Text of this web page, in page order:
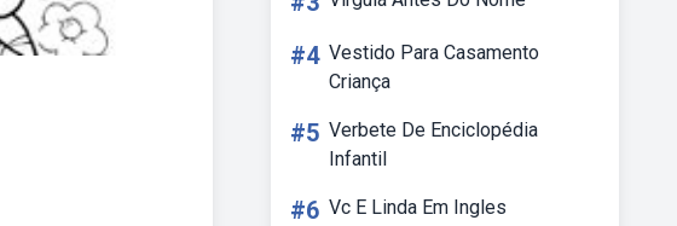
#4 Vestido Para Casamento
Criança
#5 Verbete De Enciclopédia
Infantil
#6 Vc E Linda Em Ingles